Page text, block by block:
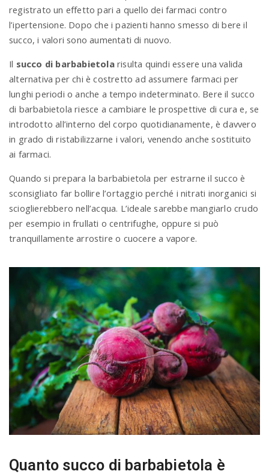
registrato un effetto pari a quello dei farmaci contro
l’ipertensione. Dopo che i pazienti hanno smesso di bere il
succo, i valori sono aumentati di nuovo.
Il succo di barbabietolarisulta quindi essere una valida
alternativa per chi è costretto ad assumere farmaci per
lunghi periodi o anche a tempo indeterminato. Bere il succo
di barbabietola riesce a cambiare le prospettive di cura e, se
introdotto all’interno del corpo quotidianamente, è davvero
in grado di ristabilizzarne i valori, venendo anche sostituito
ai farmaci.
Quando si prepara la barbabietola per estrarne il succo è
sconsigliato far bollire l’ortaggio perché i nitrati inorganici si
scioglierebbero nell’acqua. L’ideale sarebbe mangiarlo crudo
per esempio in frullati o centrifughe, oppure si può
tranquillamente arrostire o cuocere a vapore.
Quanto succo di barbabietola è